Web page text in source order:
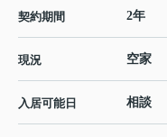
契約期間 2年
現況 空家
入居可能日 相談